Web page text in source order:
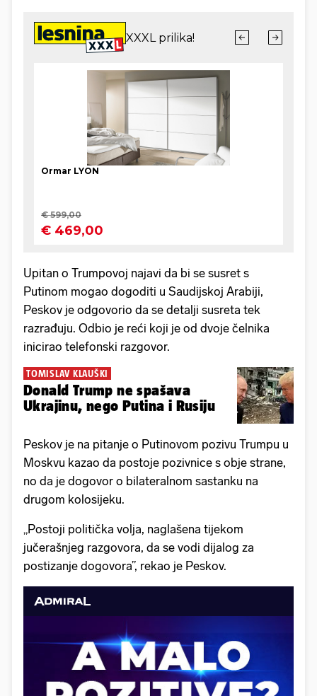
Upitan o Trumpovoj najavi da bi se susret s
Putinom mogao dogoditi u Saudijskoj Arabiji,
Peskov je odgovorio da se detalji susreta tek
razrađuju. Odbio je reći koji je od dvoje čelnika
inicirao telefonski razgovor.
TOMISLAV KLAUŠKI
Donald Trump ne spašava
Ukrajinu, nego Putina i Rusiju
Peskov je na pitanje o Putinovom pozivu Trumpu u
Moskvu kazao da postoje pozivnice s obje strane,
no da je dogovor o bilateralnom sastanku na
drugom kolosijeku.
„Postoji politička volja, naglašena tijekom
jučerašnjeg razgovora, da se vodi dijalog za
postizanje dogovora”, rekao je Peskov.